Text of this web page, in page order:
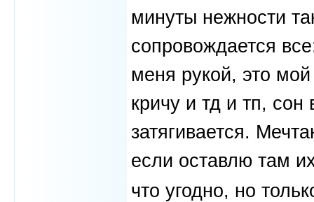
минуты нежности
сопровождается
меня рукой, это
кричу и тд и тп,
затягивается.
если оставлю там
что угодно, но